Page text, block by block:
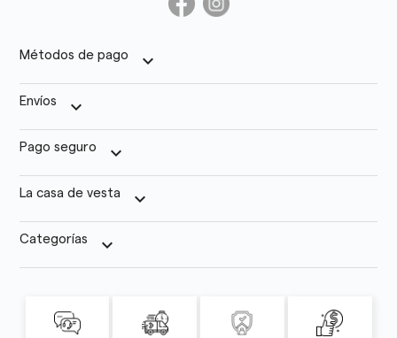
Métodos de pago keyboard_arrow_down
Envíos keyboard_arrow_down
Pago seguro keyboard_arrow_down
La casa de vesta keyboard_arrow_down
Categorías keyboard_arrow_down